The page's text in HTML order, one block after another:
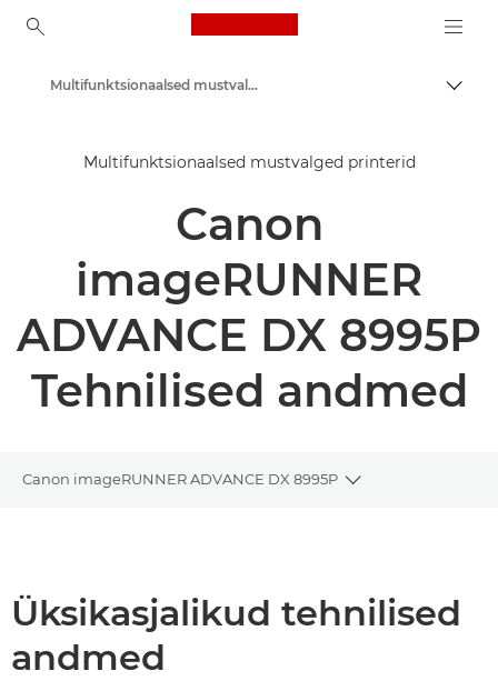
Canon Logo, back to
Lahendused ja teenused
Multifunktsionaalsed printerid – kõik-ühes printerid
Multifunktsionaalsed mustvalged printerid
Multifunktsionaalsed mustvalged printerid
Canon
imageRUNNER
ADVANCE DX 8995P
Tehnilised andmed
Canon imageRUNNER ADVANCE DX 8995P
Toggle
PDF-i allalaadimine
Üksikasjalikud tehnilised
andmed